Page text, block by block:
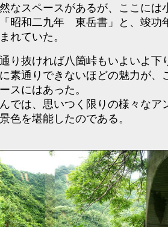
なスペースがあるが、ここには
昭和二九年 東岳書」と、竣功
れていた。
り抜ければ八箇峠もいよいよ下
素通りできないほどの魅力が、
スにはあった。
では、思いつく限りの様々なア
色を堪能したのである。